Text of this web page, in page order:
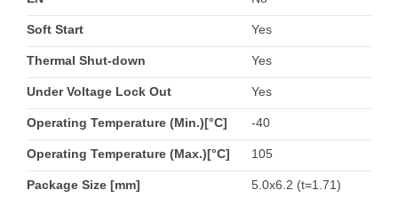
Soft Start Yes
Thermal Shut-down Yes
Under Voltage Lock Out Yes
Operating Temperature (Min.)[°C] -40
Operating Temperature (Max.)[°C] 105
Package Size [mm] 5.0x6.2 (t=1.71)